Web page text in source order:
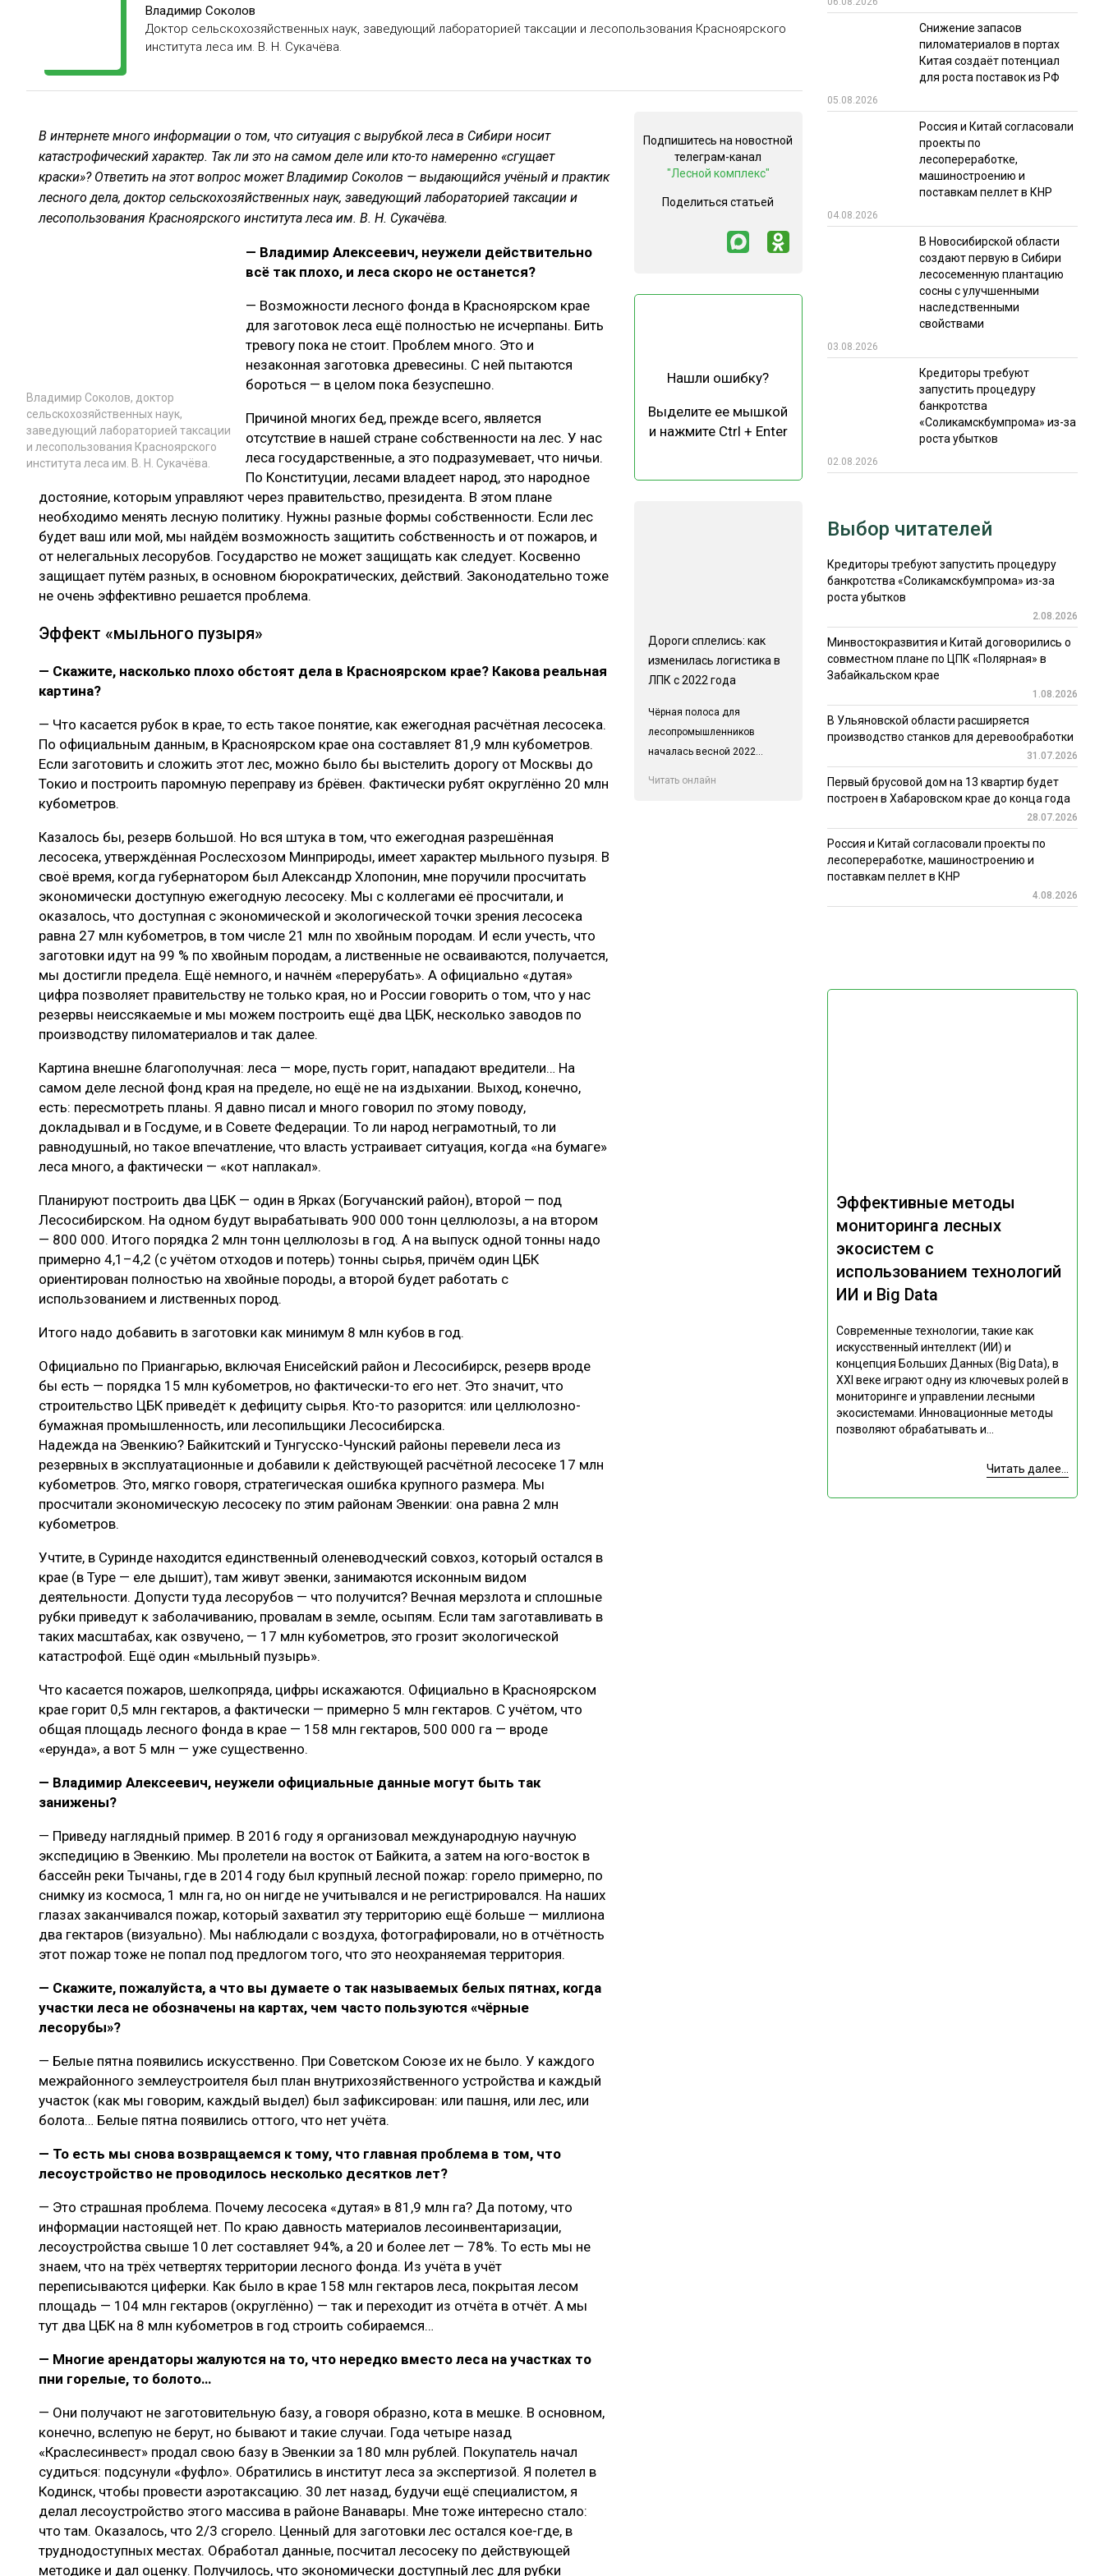
ЛЕСОВОССТАНОВЛЕНИЕ И ЗАЩИТА
ПРОИЗВОДСТВО ДРЕВЕСНЫХ ПЛИТ
МЕБЕЛЬНОЕ ПРОИЗВОДСТВО ТЕХНОЛОГИИ
РЫНКИ СБЫТА
ЭКСПЕРТНОЕ МНЕНИЕ
КАЛЕНДАРЬ ВЫСТАВОК ИТОГИ МЕРОПРИЯТИЙ
Владимир Соколов
Доктор сельскохозяйственных наук, заведующий лабораторией таксации и лесопользования Красноярского
института леса им. В. Н. Сукачёва.
В интернете много информации о том, что ситуация с вырубкой леса в Сибири носит
катастрофический характер. Так ли это на самом деле или кто-то намеренно «сгущает
краски»? Ответить на этот вопрос может Владимир Соколов — выдающийся учёный и практик
лесного дела, доктор сельскохозяйственных наук, заведующий лабораторией таксации и
лесопользования Красноярского института леса им. В. Н. Сукачёва.
Владимир Соколов, доктор
сельскохозяйственных наук,
заведующий лабораторией таксации
и лесопользования Красноярского
института леса им. В. Н. Сукачёва.
— Владимир Алексеевич, неужели действительно
всё так плохо, и леса скоро не останется?
— Возможности лесного фонда в Красноярском крае
для заготовок леса ещё полностью не исчерпаны. Бить
тревогу пока не стоит. Проблем много. Это и
незаконная заготовка древесины. С ней пытаются
бороться — в целом пока безуспешно.
Причиной многих бед, прежде всего, является
отсутствие в нашей стране собственности на лес. У нас
леса государственные, а это подразумевает, что ничьи.
По Конституции, лесами владеет народ, это народное
достояние, которым управляют через правительство, президента. В этом плане
необходимо менять лесную политику. Нужны разные формы собственности. Если лес
будет ваш или мой, мы найдём возможность защитить собственность и от пожаров, и
от нелегальных лесорубов. Государство не может защищать как следует. Косвенно
защищает путём разных, в основном бюрократических, действий. Законодательно тоже
не очень эффективно решается проблема.
Эффект «мыльного пузыря»
— Скажите, насколько плохо обстоят дела в Красноярском крае? Какова реальная
картина?
— Что касается рубок в крае, то есть такое понятие, как ежегодная расчётная лесосека.
По официальным данным, в Красноярском крае она составляет 81,9 млн кубометров.
Если заготовить и сложить этот лес, можно было бы выстелить дорогу от Москвы до
Токио и построить паромную переправу из брёвен. Фактически рубят округлённо 20 млн
кубометров.
Казалось бы, резерв большой. Но вся штука в том, что ежегодная разрешённая
лесосека, утверждённая Рослесхозом Минприроды, имеет характер мыльного пузыря. В
своё время, когда губернатором был Александр Хлопонин, мне поручили просчитать
экономически доступную ежегодную лесосеку. Мы с коллегами её просчитали, и
оказалось, что доступная с экономической и экологической точки зрения лесосека
равна 27 млн кубометров, в том числе 21 млн по хвойным породам. И если учесть, что
заготовки идут на 99 % по хвойным породам, а лиственные не осваиваются, получается,
мы достигли предела. Ещё немного, и начнём «перерубать». А официально «дутая»
цифра позволяет правительству не только края, но и России говорить о том, что у нас
резервы неиссякаемые и мы можем построить ещё два ЦБК, несколько заводов по
производству пиломатериалов и так далее.
Картина внешне благополучная: леса — море, пусть горит, нападают вредители… На
самом деле лесной фонд края на пределе, но ещё не на издыхании. Выход, конечно,
есть: пересмотреть планы. Я давно писал и много говорил по этому поводу,
докладывал и в Госдуме, и в Совете Федерации. То ли народ неграмотный, то ли
равнодушный, но такое впечатление, что власть устраивает ситуация, когда «на бумаге»
леса много, а фактически — «кот наплакал».
Планируют построить два ЦБК — один в Ярках (Богучанский район), второй — под
Лесосибирском. На одном будут вырабатывать 900 000 тонн целлюлозы, а на втором
— 800 000. Итого порядка 2 млн тонн целлюлозы в год. А на выпуск одной тонны надо
примерно 4,1–4,2 (с учётом отходов и потерь) тонны сырья, причём один ЦБК
ориентирован полностью на хвойные породы, а второй будет работать с
использованием и лиственных пород.
Итого надо добавить в заготовки как минимум 8 млн кубов в год.
Официально по Приангарью, включая Енисейский район и Лесосибирск, резерв вроде
бы есть — порядка 15 млн кубометров, но фактически-то его нет. Это значит, что
строительство ЦБК приведёт к дефициту сырья. Кто-то разорится: или целлюлозно-
бумажная промышленность, или лесопильщики Лесосибирска.
Надежда на Эвенкию? Байкитский и Тунгусско-Чунский районы перевели леса из
резервных в эксплуатационные и добавили к действующей расчётной лесосеке 17 млн
кубометров. Это, мягко говоря, стратегическая ошибка крупного размера. Мы
просчитали экономическую лесосеку по этим районам Эвенкии: она равна 2 млн
кубометров.
Учтите, в Суринде находится единственный оленеводческий совхоз, который остался в
крае (в Туре — еле дышит), там живут эвенки, занимаются исконным видом
деятельности. Допусти туда лесорубов — что получится? Вечная мерзлота и сплошные
рубки приведут к заболачиванию, провалам в земле, осыпям. Если там заготавливать в
таких масштабах, как озвучено, — 17 млн кубометров, это грозит экологической
катастрофой. Ещё один «мыльный пузырь».
Что касается пожаров, шелкопряда, цифры искажаются. Официально в Красноярском
крае горит 0,5 млн гектаров, а фактически — примерно 5 млн гектаров. С учётом, что
общая площадь лесного фонда в крае — 158 млн гектаров, 500 000 га — вроде
«ерунда», а вот 5 млн — уже существенно.
— Владимир Алексеевич, неужели официальные данные могут быть так
занижены?
— Приведу наглядный пример. В 2016 году я организовал международную научную
экспедицию в Эвенкию. Мы пролетели на восток от Байкита, а затем на юго-восток в
бассейн реки Тычаны, где в 2014 году был крупный лесной пожар: горело примерно, по
снимку из космоса, 1 млн га, но он нигде не учитывался и не регистрировался. На наших
глазах заканчивался пожар, который захватил эту территорию ещё больше — миллиона
два гектаров (визуально). Мы наблюдали с воздуха, фотографировали, но в отчётность
этот пожар тоже не попал под предлогом того, что это неохраняемая территория.
— Скажите, пожалуйста, а что вы думаете о так называемых белых пятнах, когда
участки леса не обозначены на картах, чем часто пользуются «чёрные
лесорубы»?
— Белые пятна появились искусственно. При Советском Союзе их не было. У каждого
межрайонного землеустроителя был план внутрихозяйственного устройства и каждый
участок (как мы говорим, каждый выдел) был зафиксирован: или пашня, или лес, или
болота… Белые пятна появились оттого, что нет учёта.
— То есть мы снова возвращаемся к тому, что главная проблема в том, что
лесоустройство не проводилось несколько десятков лет?
— Это страшная проблема. Почему лесосека «дутая» в 81,9 млн га? Да потому, что
информации настоящей нет. По краю давность материалов лесоинвентаризации,
лесоустройства свыше 10 лет составляет 94%, а 20 и более лет — 78%. То есть мы не
знаем, что на трёх четвертях территории лесного фонда. Из учёта в учёт
переписываются циферки. Как было в крае 158 млн гектаров леса, покрытая лесом
площадь — 104 млн гектаров (округлённо) — так и переходит из отчёта в отчёт. А мы
тут два ЦБК на 8 млн кубометров в год строить собираемся…
— Многие арендаторы жалуются на то, что нередко вместо леса на участках то
пни горелые, то болото…
— Они получают не заготовительную базу, а говоря образно, кота в мешке. В основном,
конечно, вслепую не берут, но бывают и такие случаи. Года четыре назад
«Краслесинвест» продал свою базу в Эвенкии за 180 млн рублей. Покупатель начал
судиться: подсунули «фуфло». Обратились в институт леса за экспертизой. Я полетел в
Кодинск, чтобы провести аэротаксацию. 30 лет назад, будучи ещё специалистом, я
делал лесоустройство этого массива в районе Ванавары. Мне тоже интересно стало:
что там. Оказалось, что 2/3 сгорело. Ценный для заготовки лес остался кое-где, в
труднодоступных местах. Обработал данные, посчитал лесосеку по действующей
методике и дал оценку. Получилось, что экономически доступный лес для рубки
Подпишитесь на новостной
телеграм-канал
"Лесной комплекс"
Поделиться статьей
Нашли ошибку?
Выделите ее мышкой
и нажмите Ctrl + Enter
Дороги сплелись: как
изменилась логистика в
ЛПК с 2022 года
Чёрная полоса для
лесопромышленников
началась весной 2022...
Читать онлайн
Снижение запасов
пиломатериалов в портах
Китая создаёт потенциал
для роста поставок из РФ
05.08.2026
Россия и Китай согласовали
проекты по
лесопереработке,
машиностроению и
поставкам пеллет в КНР
04.08.2026
В Новосибирской области
создают первую в Сибири
лесосеменную плантацию
сосны с улучшенными
наследственными
свойствами
03.08.2026
Кредиторы требуют
запустить процедуру
банкротства
«Соликамскбумпрома» из-за
роста убытков
02.08.2026
Эффективные методы
мониторинга лесных
экосистем с
использованием технологий
ИИ и Big Data
Современные технологии, такие как
искусственный интеллект (ИИ) и
концепция Больших Данных (Big Data), в
XXI веке играют одну из ключевых ролей в
мониторинге и управлении лесными
экосистемами. Инновационные методы
позволяют обрабатывать и...
Читать далее...
Выбор читателей
Кредиторы требуют запустить процедуру
банкротства «Соликамскбумпрома» из-за
роста убытков
2.08.2026
Минвостокразвития и Китай договорились о
совместном плане по ЦПК «Полярная» в
Забайкальском крае
1.08.2026
В Ульяновской области расширяется
производство станков для деревообработки
31.07.2026
Первый брусовой дом на 13 квартир будет
построен в Хабаровском крае до конца года
28.07.2026
Россия и Китай согласовали проекты по
лесопереработке, машиностроению и
поставкам пеллет в КНР
4.08.2026